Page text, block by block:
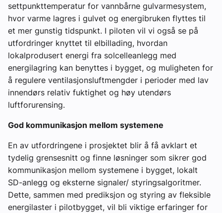
settpunkttemperatur for vannbårne gulvarmesystem,
hvor varme lagres i gulvet og energibruken flyttes til
et mer gunstig tidspunkt. I piloten vil vi også se på
utfordringer knyttet til elbillading, hvordan
lokalprodusert energi fra solcelleanlegg med
energilagring kan benyttes i bygget, og muligheten for
å regulere ventilasjonsluftmengder i perioder med lav
innendørs relativ fuktighet og høy utendørs
luftforurensing.
God kommunikasjon mellom systemene
En av utfordringene i prosjektet blir å få avklart et
tydelig grensesnitt og finne løsninger som sikrer god
kommunikasjon mellom systemene i bygget, lokalt
SD-anlegg og eksterne signaler/ styringsalgoritmer.
Dette, sammen med prediksjon og styring av fleksible
energilaster i pilotbygget, vil bli viktige erfaringer for